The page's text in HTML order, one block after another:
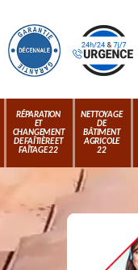
RÉPARATION
ET
CHANGEMENT
DE FAÎTIÈRE ET
FAÎTAGE 22
NETTOYAGE
DE
BÂTIMENT
AGRICOLE
22